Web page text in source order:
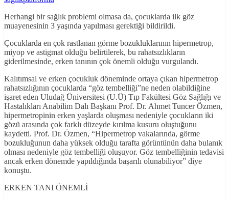
Herhangi bir sağlık problemi olmasa da, çocuklarda ilk göz
muayenesinin 3 yaşında yapılması gerektiği bildirildi.
Çocuklarda en çok rastlanan görme bozukluklarının hipermetrop,
miyop ve astigmat olduğu belirtilerek, bu rahatsızlıkların
giderilmesinde, erken tanının çok önemli olduğu vurgulandı.
Kalıtımsal ve erken çocukluk döneminde ortaya çıkan hipermetrop
rahatsızlığının çocuklarda “göz tembelliği”ne neden olabildiğine
işaret eden Uludağ Üniversitesi (U.Ü) Tıp Fakültesi Göz Sağlığı ve
Hastalıkları Anabilim Dalı Başkanı Prof. Dr. Ahmet Tuncer Özmen,
hipermetropinin erken yaşlarda oluşması nedeniyle çocukların iki
gözü arasında çok farklı düzeyde kırılma kusuru oluştuğunu
kaydetti. Prof. Dr. Özmen, “Hipermetrop vakalarında, görme
bozukluğunun daha yüksek olduğu tarafta görüntünün daha bulanık
olması nedeniyle göz tembelliği oluşuyor. Göz tembelliğinin tedavisi
ancak erken dönemde yapıldığında başarılı olunabiliyor” diye
konuştu.
ERKEN TANI ÖNEMLİ